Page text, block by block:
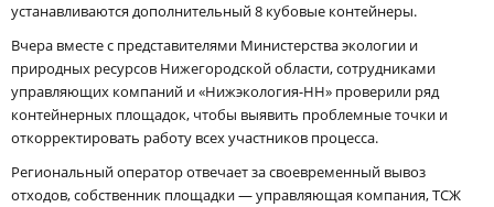
устанавливаются дополнительный 8 кубовые контейнеры.
Вчера вместе с представителями Министерства экологии и
природных ресурсов Нижегородской области, сотрудниками
управляющих компаний и «Нижэкология-НН» проверили ряд
контейнерных площадок, чтобы выявить проблемные точки и
откорректировать работу всех участников процесса.
Региональный оператор отвечает за своевременный вывоз
отходов, собственник площадки — управляющая компания, ТСЖ